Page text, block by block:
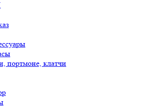
портмоне, клатчи